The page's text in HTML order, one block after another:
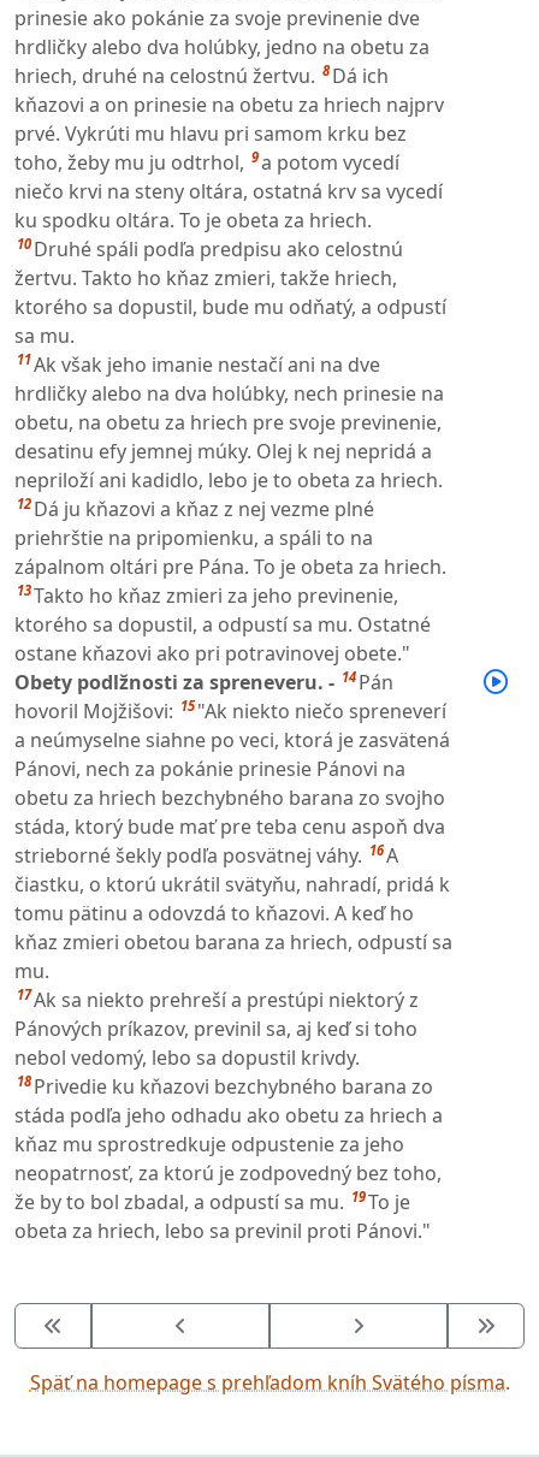
prinesie ako pokánie za svoje previnenie dve
hrdličky alebo dva holúbky, jedno na obetu za
hriech, druhé na celostnú žertvu. 8 Dá ich
kňazovi a on prinesie na obetu za hriech najprv
prvé. Vykrúti mu hlavu pri samom krku bez
toho, žeby mu ju odtrhol, 9a potom vycedí
niečo krvi na steny oltára, ostatná krv sa vycedí
ku spodku oltára. To je obeta za hriech.
10 Druhé spáli podľa predpisu ako celostnú
žertvu. Takto ho kňaz zmieri, takže hriech,
ktorého sa dopustil, bude mu odňatý, a odpustí
sa mu.
11Ak však jeho imanie nestačí ani na dve
hrdličky alebo na dva holúbky, nech prinesie na
obetu, na obetu za hriech pre svoje previnenie,
desatinu efy jemnej múky. Olej k nej nepridá a
nepriloží ani kadidlo, lebo je to obeta za hriech.
12 Dá ju kňazovi a kňaz z nej vezme plné
priehrštie na pripomienku, a spáli to na
zápalnom oltári pre Pána. To je obeta za hriech.
13Takto ho kňaz zmieri za jeho previnenie,
ktorého sa dopustil, a odpustí sa mu. Ostatné
ostane kňazovi ako pri potravinovej obete."
Obety podlžnosti za spreneveru. - 14 Pán
hovoril Mojžišovi: 15 "Ak niekto niečo spreneverí
a neúmyselne siahne po veci, ktorá je zasvätená
Pánovi, nech za pokánie prinesie Pánovi na
obetu za hriech bezchybného barana zo svojho
stáda, ktorý bude mať pre teba cenu aspoň dva
strieborné šekly podľa posvätnej váhy. 16A
čiastku, o ktorú ukrátil svätyňu, nahradí, pridá k
tomu pätinu a odovzdá to kňazovi. A keď ho
kňaz zmieri obetou barana za hriech, odpustí sa
mu.
17Ak sa niekto prehreší a prestúpi niektorý z
Pánových príkazov, previnil sa, aj keď si toho
nebol vedomý, lebo sa dopustil krivdy.
18 Privedie ku kňazovi bezchybného barana zo
stáda podľa jeho odhadu ako obetu za hriech a
kňaz mu sprostredkuje odpustenie za jeho
neopatrnosť, za ktorú je zodpovedný bez toho,
že by to bol zbadal, a odpustí sa mu. 19To je
obeta za hriech, lebo sa previnil proti Pánovi."
Späť na homepage s prehľadom kníh Svätého písma.